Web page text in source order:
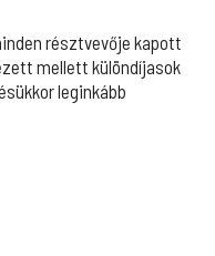
résztvevője kapott
mellett különdíjasok
leginkább